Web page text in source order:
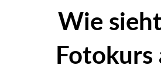
Wie
Fotokurs